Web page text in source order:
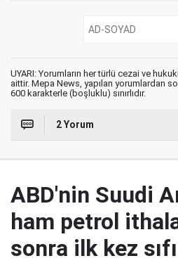
UYARI: Yorumların her türlü cezai ve
aittir. Mepa News, yapılan yorumlardan
600 karakterle (boşluklu) sınırlıdır.
2 Yorum
ABD'nin Suudi
ham petrol
sonra ilk kez